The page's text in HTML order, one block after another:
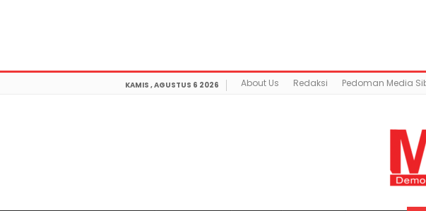
KAMIS , AGUSTUS 6 2026 About Us Redaksi Pedoman Media